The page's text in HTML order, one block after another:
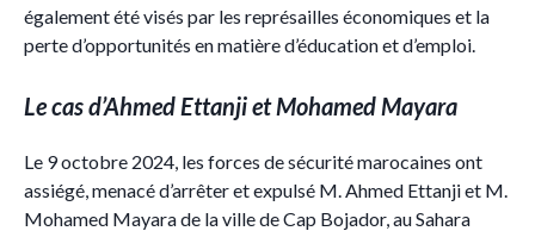
également été visés par les représailles économiques et la
perte d’opportunités en matière d’éducation et d’emploi.
Le cas d’Ahmed Ettanji et Mohamed Mayara
Le 9 octobre 2024, les forces de sécurité marocaines ont
assiégé, menacé d’arrêter et expulsé M. Ahmed Ettanji et M.
Mohamed Mayara de la ville de Cap Bojador, au Sahara